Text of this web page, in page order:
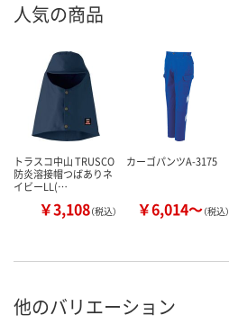
人気の商品
トラスコ中山 TRUSCO
防炎溶接帽つばありネ
イビーLL(…
￥3,108（税込）
カーゴパンツA-3175
￥6,014～（税込）
他のバリエーション